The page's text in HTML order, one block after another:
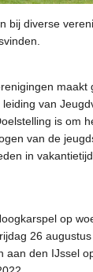
bij diverse
maakt
van
is om
van de
in vakantietijd.
op
26
aan den IJssel